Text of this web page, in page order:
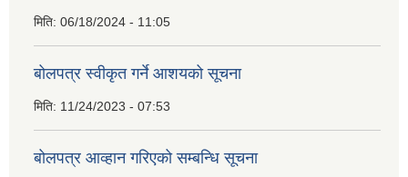
मिति: 06/18/2024 - 11:05
बोलपत्र स्वीकृत गर्ने आशयको सूचना
मिति: 11/24/2023 - 07:53
बोलपत्र आव्हान गरिएको सम्बन्धि सूचना